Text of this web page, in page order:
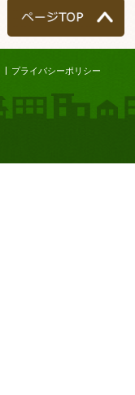
プライバシーポリシー